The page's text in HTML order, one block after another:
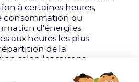
à certaines heures,
consommation ou
d’énergies
aux heures les plus
de la
selon les saisons…